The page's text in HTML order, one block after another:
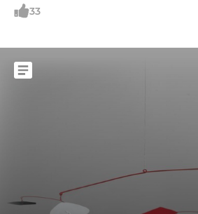
람은 2020년 스탠리 CEO에 취임한 테렌스 레
33